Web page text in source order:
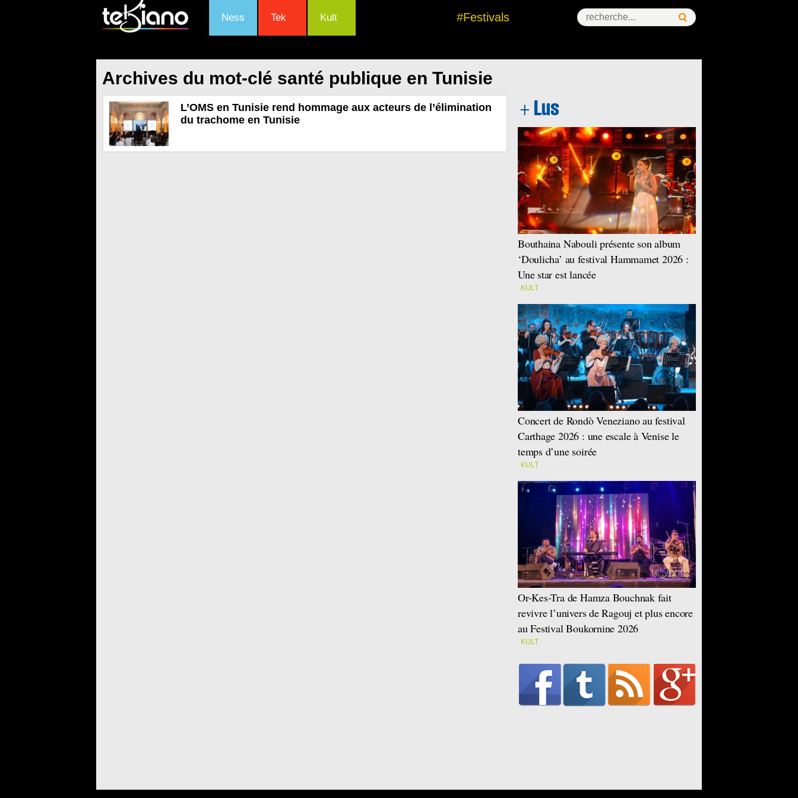
Ness Tek Kult #Festivals
Archives du mot-clé santé publique en Tunisie
L’OMS en Tunisie rend hommage aux acteurs de l’élimination
du trachome en Tunisie
Bouthaina Nabouli présente son album
‘Doulicha’ au festival Hammamet 2026 :
Une star est lancée
KULT
Concert de Rondò Veneziano au festival
Carthage 2026 : une escale à Venise le
temps d’une soirée
KULT
Or-Kes-Tra de Hamza Bouchnak fait
revivre l’univers de Ragouj et plus encore
au Festival Boukornine 2026
KULT